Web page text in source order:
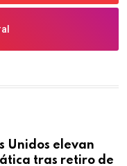
Unidos elevan
tras retiro de